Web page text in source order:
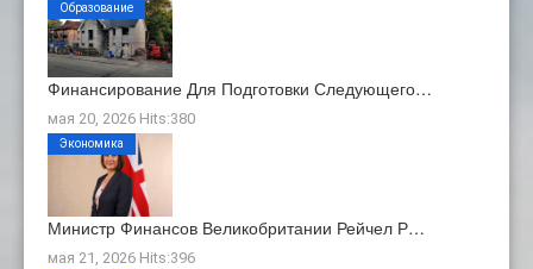
Финансирование Для Подготовки Следующего…
мая 20, 2026 Hits:380
Образование
Министр Финансов Великобритании Рейчел Р…
мая 21, 2026 Hits:396
Экономика